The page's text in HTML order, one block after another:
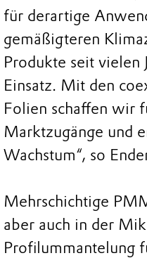
für derartige
gemäßigteren
Produkte seit vielen
Einsatz. Mit den
Folien schaffen wir
Marktzugänge und
Wachstum“, so
Mehrschichtige
aber auch in der
Profilummantelung